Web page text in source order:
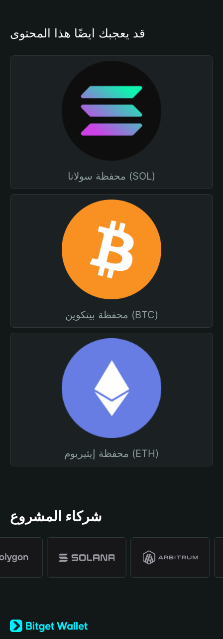
قد يعجبك أيضًا هذا المحتوى
محفظة سولانا (SOL)
محفظة بيتكوين (BTC)
محفظة إيثيريوم (ETH)
شركاء المشروع